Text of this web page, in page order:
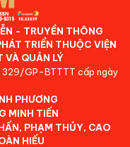
- TRUYỀN THÔNG
TRIỂN THUỘC VIỆN
VÀ QUẢN LÝ
329/GP-BTTTT cấp ngày
PHƯƠNG
MINH TIẾN
PHẠM THỦY, CAO
HIẾU